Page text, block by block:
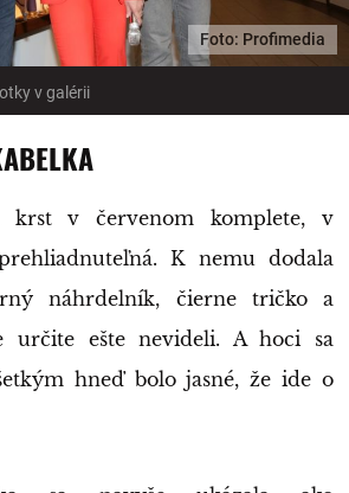
v galérii
Foto: Profimedia
krst v červenom komplete, v
K nemu dodala
náhrdelník, čierne tričko a
určite ešte nevideli. A hoci sa
hneď bolo jasné, že ide o